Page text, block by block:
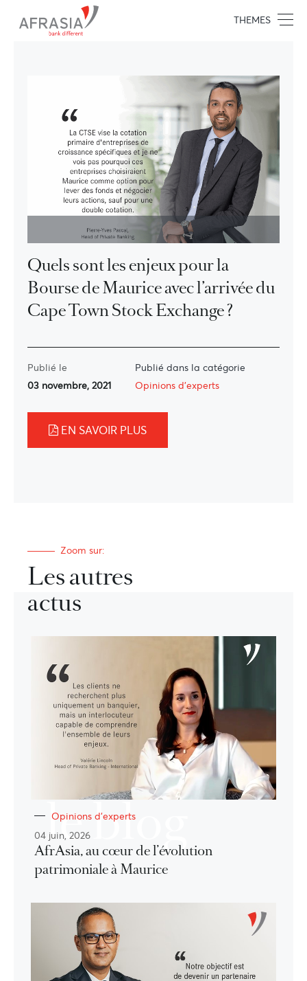
THEMES
le blog
Quels sont les enjeux pour la
Bourse de Maurice avec l’arrivée du
Cape Town Stock Exchange ?
Publié le
03 novembre, 2021
Publié dans la catégorie
Opinions d'experts
EN SAVOIR PLUS
Zoom sur:
Les autres
actus
Opinions d'experts
04 juin, 2026
AfrAsia, au cœur de l’évolution
patrimoniale à Maurice